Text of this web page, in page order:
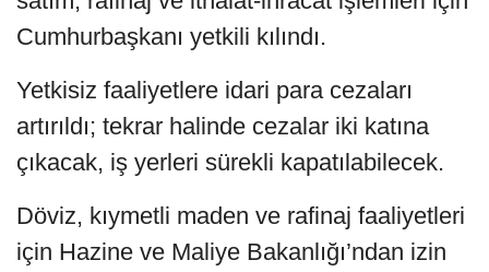
Cumhurbaşkanı yetkili kılındı.
Yetkisiz faaliyetlere idari para cezaları
artırıldı; tekrar halinde cezalar iki katına
çıkacak, iş yerleri sürekli kapatılabilecek.
Döviz, kıymetli maden ve rafinaj faaliyetleri
için Hazine ve Maliye Bakanlığı’ndan izin